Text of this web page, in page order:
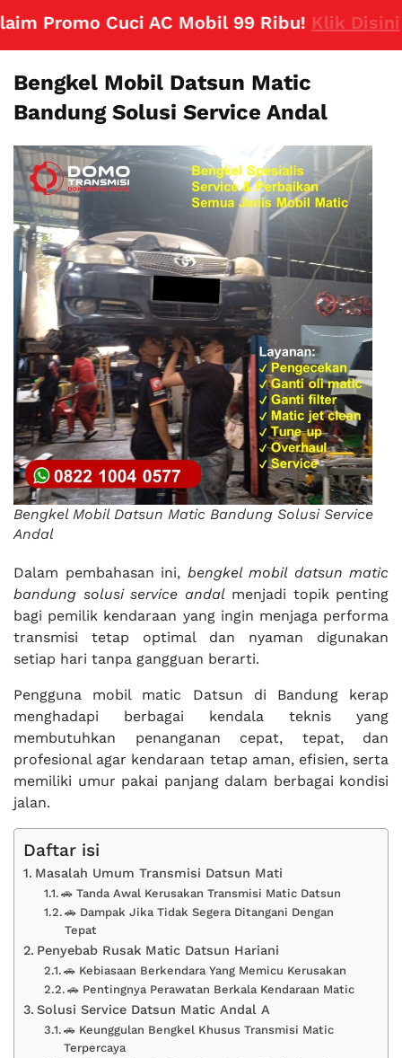
Cuci AC Mobil 99 Ribu!Klik Disini
Bengkel Mobil Datsun Matic
Bandung Solusi Service Andal
Bengkel Mobil Datsun Matic Bandung Solusi Service
Andal
Dalam pembahasan ini, bengkel mobil datsun matic
bandung solusi service andalmenjadi topik penting
bagi pemilik kendaraan yang ingin menjaga performa
transmisi tetap optimal dan nyaman digunakan
setiap hari tanpa gangguan berarti.
Pengguna mobil matic Datsun di Bandung kerap
menghadapi berbagai kendala teknis yang
membutuhkan penanganan cepat, tepat, dan
profesional agar kendaraan tetap aman, efisien, serta
memiliki umur pakai panjang dalam berbagai kondisi
jalan.
Daftar isi
Masalah Umum Transmisi Datsun Mati
🚗 Tanda Awal Kerusakan Transmisi Matic Datsun
🚗 Dampak Jika Tidak Segera Ditangani Dengan
Tepat
Penyebab Rusak Matic Datsun Hariani
🚗 Kebiasaan Berkendara Yang Memicu Kerusakan
🚗 Pentingnya Perawatan Berkala Kendaraan Matic
Solusi Service Datsun Matic Andal A
🚗 Keunggulan Bengkel Khusus Transmisi Matic
Terpercaya